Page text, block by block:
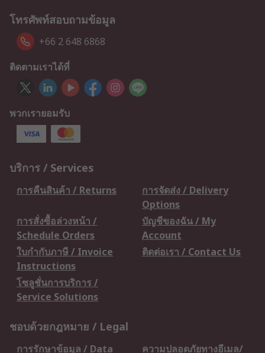
โทรศัพท์สอบถามข้อมูล
+66 2 648 6868
ติดตามเราได้ที่
พวกเรายอมรับ
บริการ / Services
การคืนสินค้า / Returns
การจัดส่ง / Delivery
Options
การสั่งซื้อล่วงหน้า /
Schedule Orders
บัญชีของฉัน / My
Account
ใบกำกับภาษี / Invoice
Instructions
ติดต่อเรา / Contact Us
โซลูชั่นการบริการ /
Service Solutions
ชอบด้วยกฎหมาย / Legal
การรักษาข้อมูล / Data ความปลอดภัยทางอีเมล/